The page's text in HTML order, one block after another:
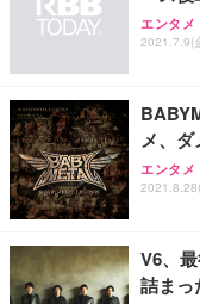
Sezlife
ワーク
ョン
務用 お
ッシュ
ス圧無
【整備
ー フル
【
グモニ
Smart
限定】
アイリ
ュラー
エンタメ
2021.7.9(
メ、ダ
エンタメ
V6、
詰まっ